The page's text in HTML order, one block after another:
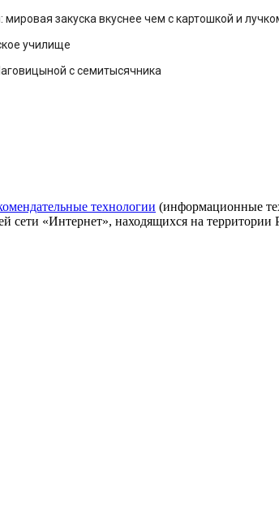
закуска вкуснее чем с картошкой и
училище
с семитысячника
технологии (информационные
сети «Интернет», находящихся на